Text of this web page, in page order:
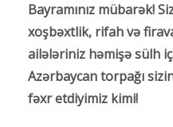
Bayramınız mübarək!
xoşbəxtlik, rifah və
ailələriniz həmişə sülh
Azərbaycan torpağı
fəxr etdiyimiz kimi!